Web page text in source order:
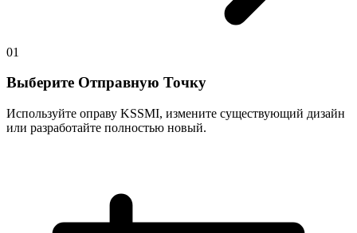
01
Выберите Отправную Точку
Используйте оправу KSSMI, измените существующий дизайн
или разработайте полностью новый.